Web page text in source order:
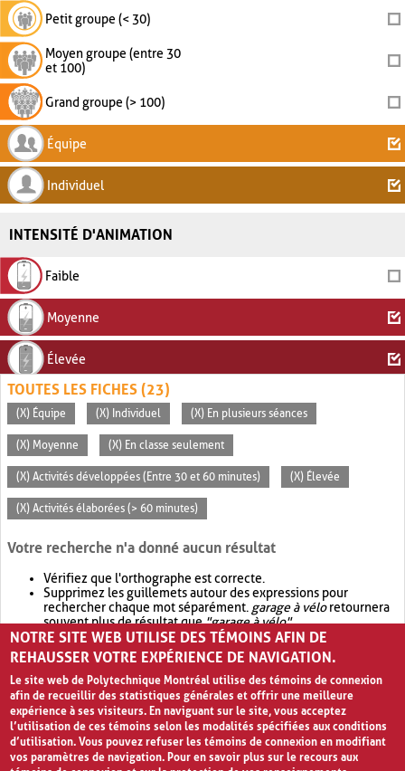
Petit groupe (< 30)
Moyen groupe (entre 30
et 100)
Grand groupe (> 100)
Équipe
Individuel
INTENSITÉ D'ANIMATION
Faible
Moyenne
Élevée
TOUTES LES FICHES (23)
(X) Équipe (X) Individuel (X) En plusieurs séances
(X) Moyenne (X) En classe seulement
(X) Activités développées (Entre 30 et 60 minutes) (X) Élevée
(X) Activités élaborées (> 60 minutes)
Votre recherche n'a donné aucun résultat
Vérifiez que l'orthographe est correcte.
Supprimez les guillemets autour des expressions pour
rechercher chaque mot séparément. garage à véloretournera
souvent plus de résultat que"garage à vélo".
Envisagez d'élargir votre recherche avec OR.garage OR vélo
retournera souvent plus de résultat quegarage à vélo
NOTRE SITE WEB UTILISE DES TÉMOINS AFIN DE
REHAUSSER VOTRE EXPÉRIENCE DE NAVIGATION.
Le site web de Polytechnique Montréal utilise des témoins de connexion
afin de recueillir des statistiques générales et offrir une meilleure
expérience à ses visiteurs. En naviguant sur le site, vous acceptez
l’utilisation de ces témoins selon les modalités spécifiées aux conditions
d’utilisation. Vous pouvez refuser les témoins de connexion en modifiant
vos paramètres de navigation. Pour en savoir plus sur le recours aux